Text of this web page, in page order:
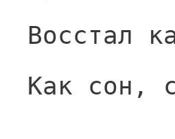
Восстал
Как сон,